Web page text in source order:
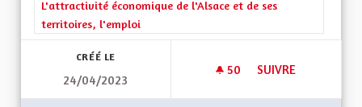
Filtrer les résultats de la catégorie : L'attractivité
L'attractivité économique de l'Alsace et de ses
territoires, l'emploi
CRÉÉ LE
24/04/2023
50 50 ABONNÉS
SUIVRE